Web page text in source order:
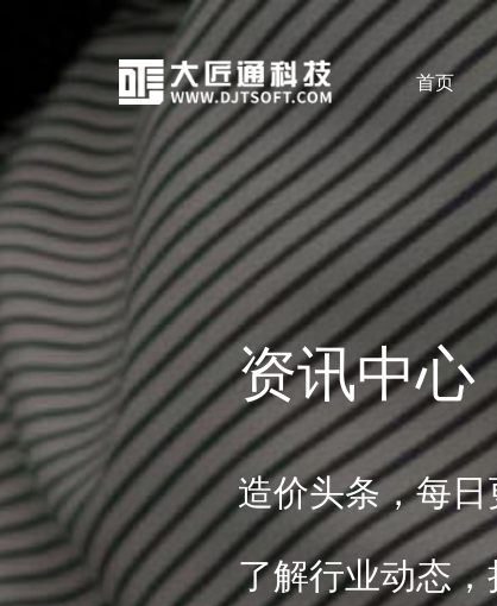
首页
资讯中心
造价头条，每日
了解行业动态